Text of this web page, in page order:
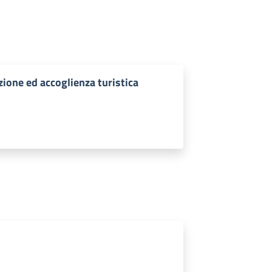
ed accoglienza turistica